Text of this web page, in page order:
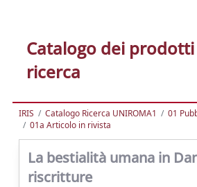
Catalogo dei
ricerca
IRIS Catalogo Ricerca UNIROMA1
01
01a Articolo in rivista
La bestialità umana in
riscritture